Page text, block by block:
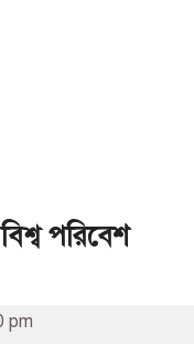
পরিবেশ
pm